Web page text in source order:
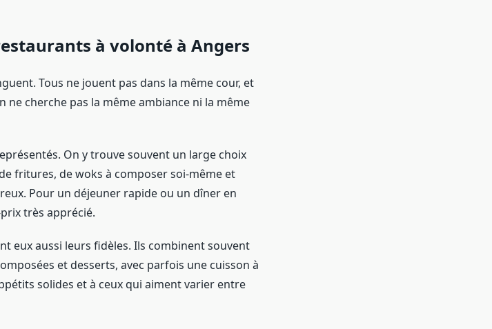
à volonté à Angers
Tous ne jouent pas dans la même cour, et
ne cherche pas la même ambiance ni la même
On y trouve souvent un large choix
fritures, de woks à composer soi-même et
Pour un déjeuner rapide ou un dîner en
très apprécié.
eux aussi leurs fidèles. Ils combinent souvent
et desserts, avec parfois une cuisson à
solides et à ceux qui aiment varier entre